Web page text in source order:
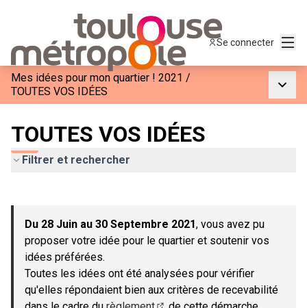
Se connecter
Mes idées pour mon quartier ! 2021 /
TOUTES VOS IDÉES
TOUTES VOS IDÉES
Filtrer et rechercher
−
Du 28 Juin au 30 Septembre 2021, vous avez pu
proposer votre idée pour le quartier et soutenir vos
idées préférées.
Toutes les idées ont été analysées pour vérifier
qu'elles répondaient bien aux critères de recevabilité